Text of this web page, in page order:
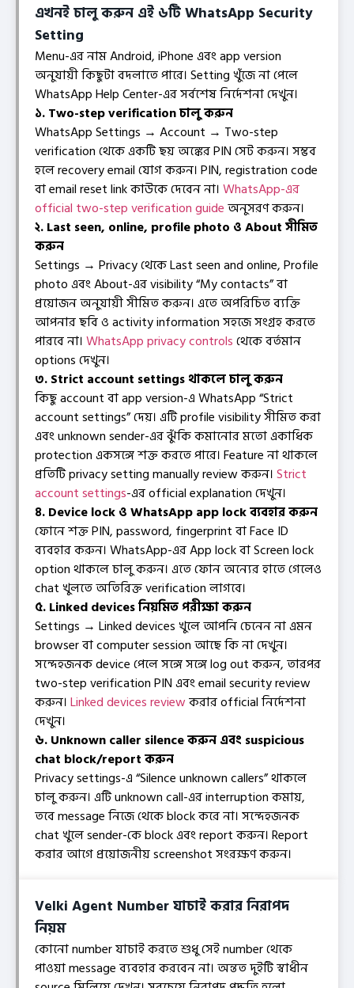
এখনই চালু করুন এই ৬টি WhatsApp Security
Setting
Menu-এর নাম Android, iPhone এবং app version
অনুযায়ী কিছুটা বদলাতে পারে। Setting খুঁজে না পেলে
WhatsApp Help Center-এর সর্বশেষ নির্দেশনা দেখুন।
১. Two-step verification চালু করুন
WhatsApp Settings → Account → Two-step
verification থেকে একটি ছয় অঙ্কের PIN সেট করুন। সম্ভব
হলে recovery email যোগ করুন। PIN, registration code
বা email reset link কাউকে দেবেন না।WhatsApp-এর
official two-step verification guideঅনুসরণ করুন।
২. Last seen, online, profile photo ও About সীমিত
করুন
Settings → Privacy থেকে Last seen and online, Profile
photo এবং About-এর visibility “My contacts” বা
প্রয়োজন অনুযায়ী সীমিত করুন। এতে অপরিচিত ব্যক্তি
আপনার ছবি ও activity information সহজে সংগ্রহ করতে
পারবে না।WhatsApp privacy controlsথেকে বর্তমান
options দেখুন।
৩. Strict account settings থাকলে চালু করুন
কিছু account বা app version-এ WhatsApp “Strict
account settings” দেয়। এটি profile visibility সীমিত করা
এবং unknown sender-এর ঝুঁকি কমানোর মতো একাধিক
protection একসঙ্গে শক্ত করতে পারে। Feature না থাকলে
প্রতিটি privacy setting manually review করুন।Strict
account settings-এর official explanation দেখুন।
৪. Device lock ও WhatsApp app lock ব্যবহার করুন
ফোনে শক্ত PIN, password, fingerprint বা Face ID
ব্যবহার করুন। WhatsApp-এর App lock বা Screen lock
option থাকলে চালু করুন। এতে ফোন অন্যের হাতে গেলেও
chat খুলতে অতিরিক্ত verification লাগবে।
৫. Linked devices নিয়মিত পরীক্ষা করুন
Settings → Linked devices খুলে আপনি চেনেন না এমন
browser বা computer session আছে কি না দেখুন।
সন্দেহজনক device পেলে সঙ্গে সঙ্গে log out করুন, তারপর
two-step verification PIN এবং email security review
করুন।Linked devices reviewকরার official নির্দেশনা
দেখুন।
৬. Unknown caller silence করুন এবং suspicious
chat block/report করুন
Privacy settings-এ “Silence unknown callers” থাকলে
চালু করুন। এটি unknown call-এর interruption কমায়,
তবে message নিজে থেকে block করে না। সন্দেহজনক
chat খুলে sender-কে block এবং report করুন। Report
করার আগে প্রয়োজনীয় screenshot সংরক্ষণ করুন।
Velki Agent Number যাচাই করার নিরাপদ
নিয়ম
কোনো number যাচাই করতে শুধু সেই number থেকে
পাওয়া message ব্যবহার করবেন না। অন্তত দুইটি স্বাধীন